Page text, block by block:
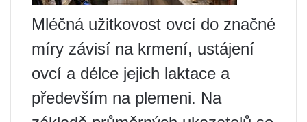
Mléčná užitkovost ovcí do značné
míry závisí na krmení, ustájení
ovcí a délce jejich laktace a
především na plemeni. Na